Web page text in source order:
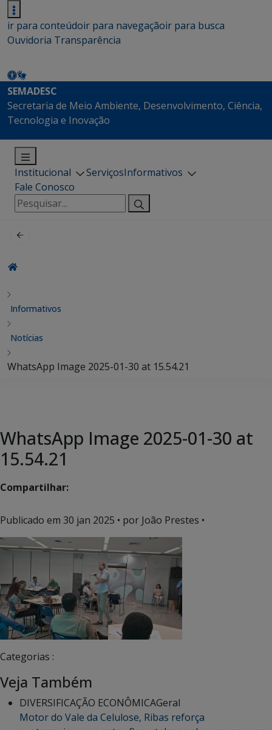
ir para conteúdoir para navegaçãoir para busca
Ouvidoria Transparência
SEMADESC
Secretaria de Meio Ambiente, Desenvolvimento, Ciência,
Tecnologia e Inovação
Institucional ServiçosInformativos
Fale Conosco
Pesquisar
por:
Informativos
Notícias
WhatsApp Image 2025-01-30 at 15.54.21
WhatsApp Image 2025-01-30 at
15.54.21
Compartilhar:
Publicado em 30 jan 2025 • por João Prestes •
Categorias :
Veja Também
DIVERSIFICAÇÃO ECONÔMICAGeral
Motor do Vale da Celulose, Ribas reforça